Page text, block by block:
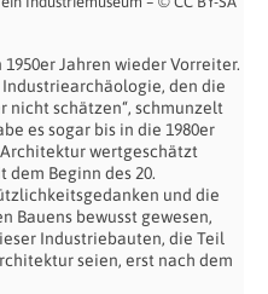
Jahren wieder Vorreiter.
den die
nicht schätzen“, schmunzelt
es sogar bis in die 1980er
wertgeschätzt
dem Beginn des 20.
und die
Bauens bewusst gewesen,
Industriebauten, die Teil
seien, erst nach dem